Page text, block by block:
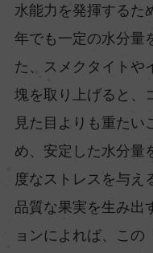
水能力を発揮するた
年でも一定の水分量
た、スメクタイトや
塊を取り上げると、
見た目よりも重たい
め、安定した水分量
度なストレスを与え
品質な果実を生み出
ョンによれば、この